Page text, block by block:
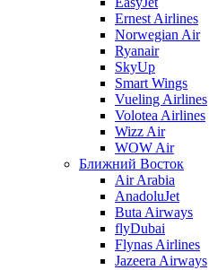
Ernest Airlines
Norwegian Air
Ryanair
SkyUp
Smart Wings
Vueling Airlines
Volotea Airlines
Wizz Air
WOW Air
Ближний Восток
Air Arabia
AnadoluJet
Buta Airways
flyDubai
Flynas Airlines
Jazeera Airways